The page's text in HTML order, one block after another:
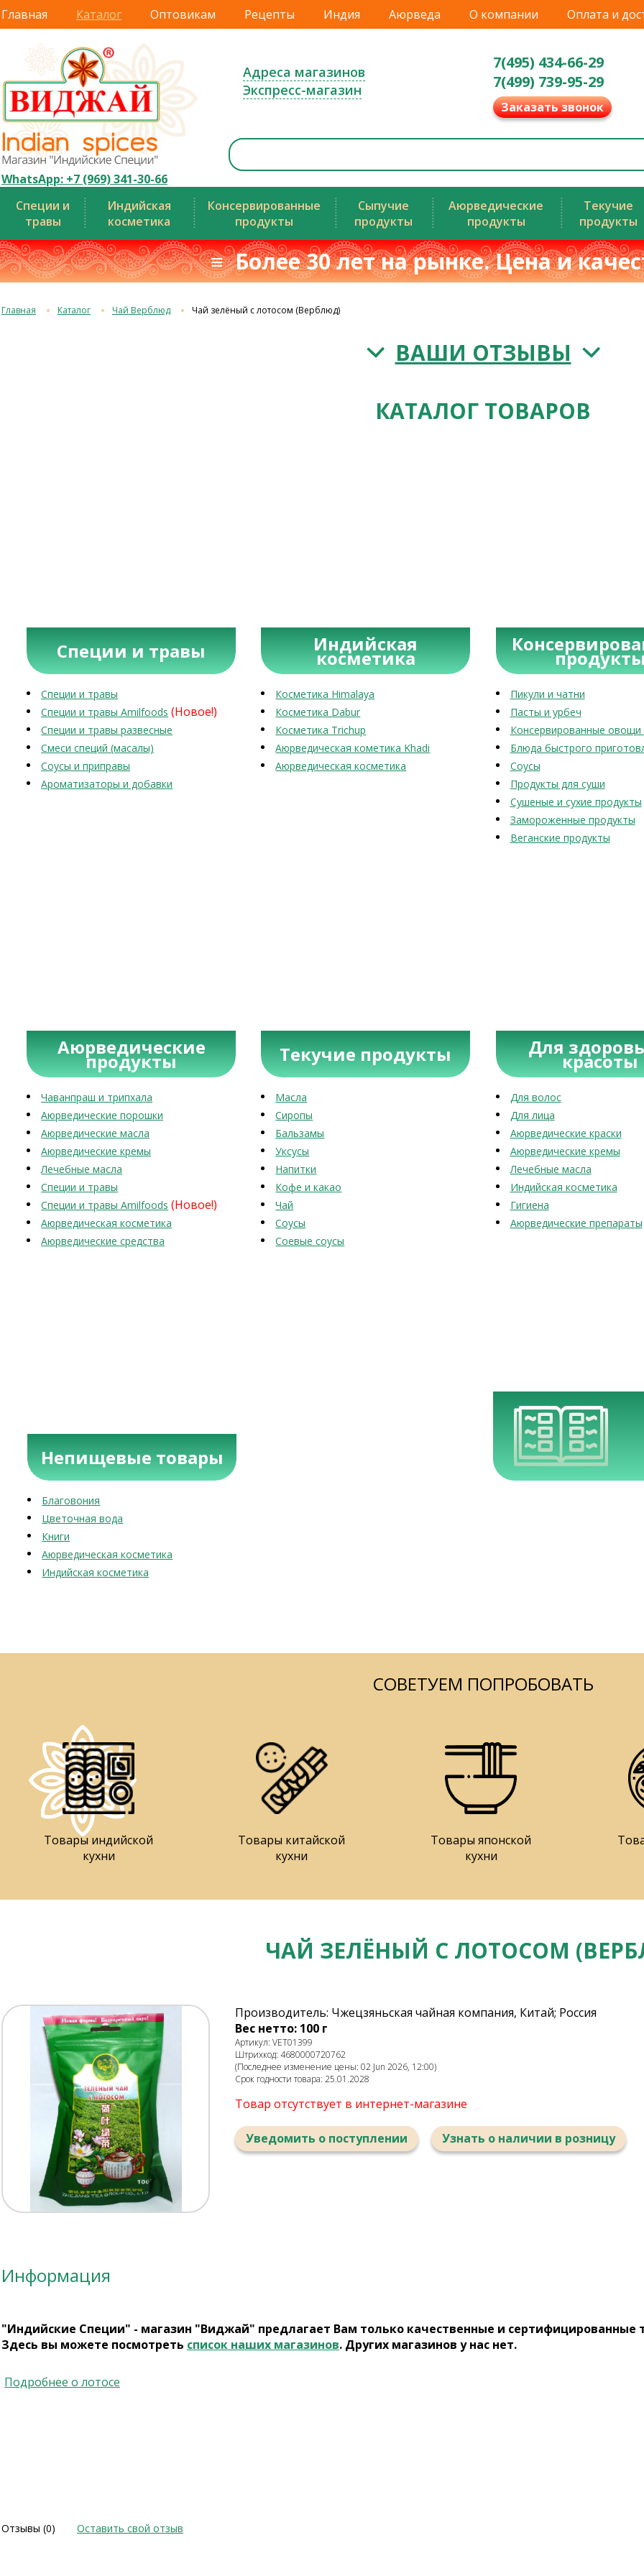
Главная Каталог Оптовикам Рецепты Индия Аюрведа О компании Оплата и
WhatsApp: +7 (969) 341-30-66
Адреса магазинов
Экспресс-магазин
7(495) 434-66-29
7(499) 739-95-29
Заказать звонок
Специи и
травы
Индийская
косметика
Консервированные
продукты
Сыпучие
продукты
Аюрведические
продукты
Текучие
продукты
≡ Более 30 лет на рынке. Цена и
Главная Каталог Чай Верблюд Чай зелёный с лотосом (Верблюд)
ВАШИ ОТЗЫВЫ
КАТАЛОГ ТОВАРОВ
Специи и травы
Специи и травы
Специи и травы Amilfoods (Новое!)
Специи и травы развесные
Смеси специй (масалы)
Соусы и приправы
Ароматизаторы и добавки
Индийская
косметика
Косметика Himalaya
Косметика Dabur
Косметика Trichup
Аюрведическая кометика Khadi
Аюрведическая косметика
Пикули и чатни
Пасты и урбеч
Консервированные овощи
Блюда быстрого
Соусы
Продукты для суши
Сушеные и сухие продукты
Замороженные продукты
Веганские продукты
Аюрведические
продукты
Чаванпраш и трипхала
Аюрведические порошки
Аюрведические масла
Аюрведические кремы
Лечебные масла
Специи и травы
Специи и травы Amilfoods (Новое!)
Аюрведическая косметика
Аюрведические средства
Текучие продукты
Масла
Сиропы
Бальзамы
Уксусы
Напитки
Кофе и какао
Чай
Соусы
Соевые соусы
Для
красоты
Для волос
Для лица
Аюрведические краски
Аюрведические кремы
Лечебные масла
Индийская косметика
Гигиена
Аюрведические препараты
Непищевые товары
Благовония
Цветочная вода
Книги
Аюрведическая косметика
Индийская косметика
СОВЕТУЕМ ПОПРОБОВАТЬ
Товары индийской
кухни
Товары китайской
кухни
Товары японской
кухни
ЧАЙ ЗЕЛЁНЫЙ С ЛОТОСОМ
Производитель: Чжецзяньская чайная компания, Китай; Россия
Вес нетто: 100 г
Артикул: VET01399
Штрихкод: 4680000720762
(Последнее изменение цены: 02 Jun 2026, 12:00)
Срок годности товара: 25.01.2028
Товар отсутствует в интернет-магазине
Уведомить о поступлении Узнать о наличии в розницу
Информация
"Индийские Специи" - магазин "Виджай" предлагает Вам только качественные и сертифицированные
Здесь вы можете посмотреть список наших магазинов. Других магазинов у нас нет.
Подробнее о лотосе
Отзывы (0) Оставить свой отзыв